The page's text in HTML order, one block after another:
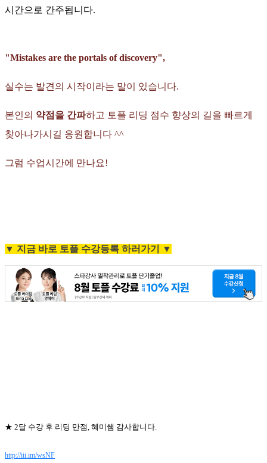
시간으로 간주됩니다.
"Mistakes are the portals of discovery",
실수는 발견의 시작이라는 말이 있습니다.
본인의 약점을 간파하고 토플 리딩 점수 향상의 길을 빠르게
찾아나가시길 응원합니다 ^^
그럼 수업시간에 만나요!
▼ 지금 바로 토플 수강등록 하러가기 ▼
★ 2달 수강 후 리딩 만점, 혜미쌤 감사합니다.
http://iii.im/wsNF